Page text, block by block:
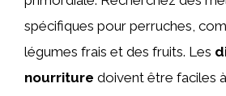
spécifiques pour perruches,
légumes frais et des fruits. Les
nourriture doivent être faciles